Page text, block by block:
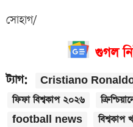
সোহাগ/
গুগল
ট্যাগ: Cristiano
ফিফা বিশ্বকাপ ২০২৬
football news
বিশ্বকাপ